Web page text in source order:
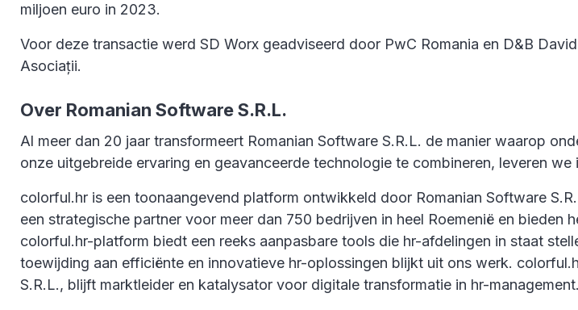
miljoen euro in 2023.
Voor deze transactie werd SD Worx geadviseerd door PwC Romania en D&B
Asociații.
Over Romanian Software S.R.L.
Al meer dan 20 jaar transformeert Romanian Software S.R.L. de manier waarop
onze uitgebreide ervaring en geavanceerde technologie te combineren, leveren
colorful.hr is een toonaangevend platform ontwikkeld door Romanian Software
een strategische partner voor meer dan 750 bedrijven in heel Roemenië en
colorful.hr-platform biedt een reeks aanpasbare tools die hr-afdelingen in staat
toewijding aan efficiënte en innovatieve hr-oplossingen blijkt uit ons werk.
S.R.L., blijft marktleider en katalysator voor digitale transformatie in hr-management.